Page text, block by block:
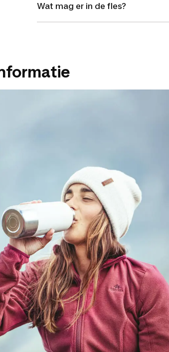
Wat mag er in de fles?